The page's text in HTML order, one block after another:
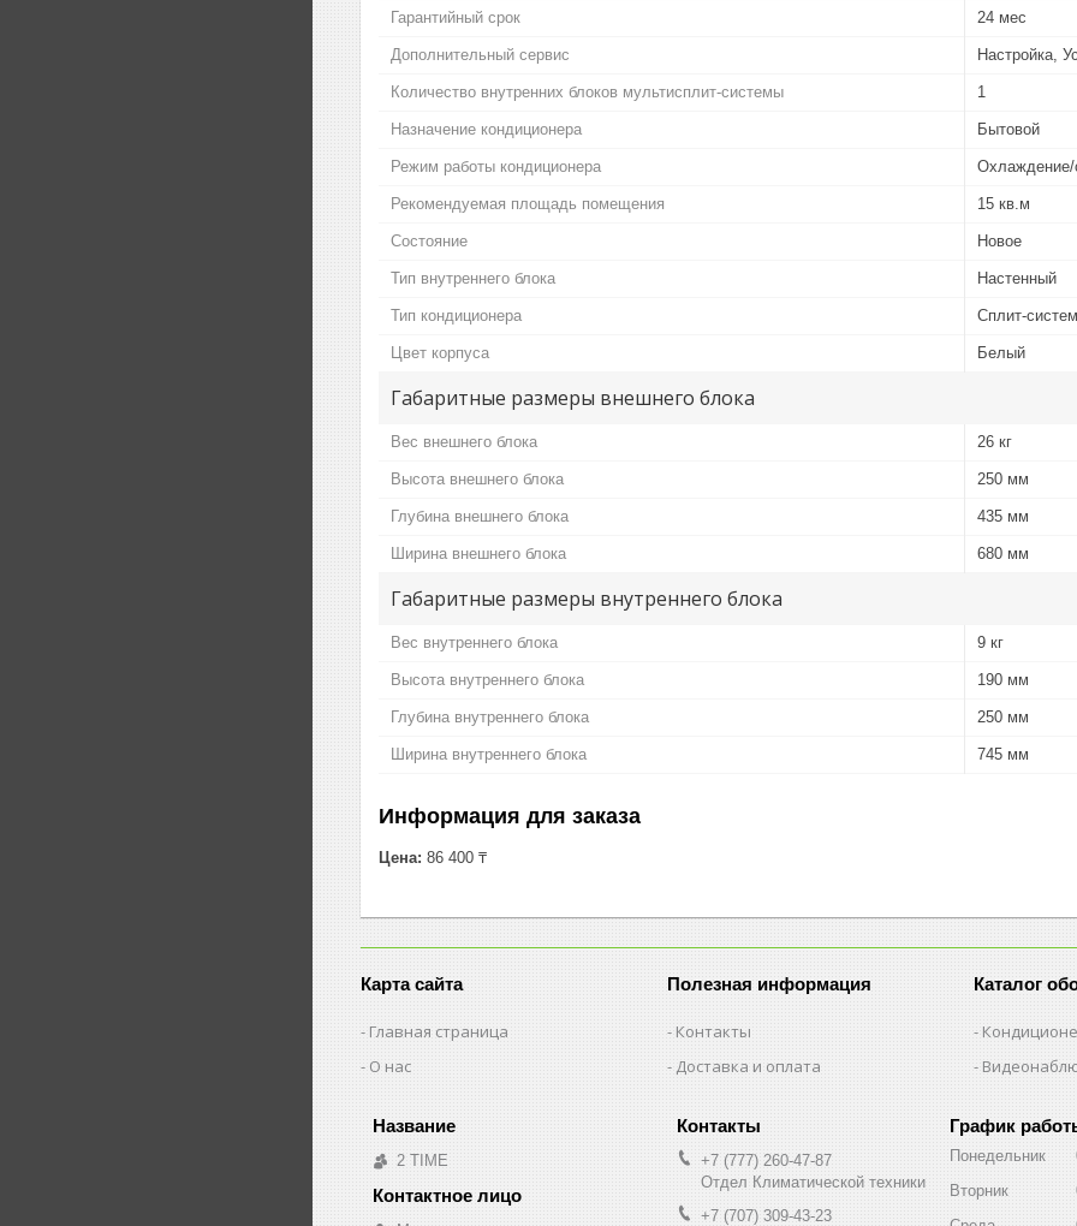
Гарантийный срок 24 мес
Дополнительный сервис Настройка,
Количество внутренних блоков мультисплит-системы 1
Назначение кондиционера Бытовой
Режим работы кондиционера Охлаждение/
Рекомендуемая площадь помещения 15 кв.м
Состояние Новое
Тип внутреннего блока Настенный
Тип кондиционера Сплит-
Цвет корпуса Белый
Габаритные размеры внешнего блока
Вес внешнего блока 26 кг
Высота внешнего блока 250 мм
Глубина внешнего блока 435 мм
Ширина внешнего блока 680 мм
Габаритные размеры внутреннего блока
Вес внутреннего блока 9 кг
Высота внутреннего блока 190 мм
Глубина внутреннего блока 250 мм
Ширина внутреннего блока 745 мм
Информация для заказа
Цена: 86 400 ₸
Карта сайта
Главная страница
О нас
Полезная информация
Контакты
Доставка и оплата
Каталог
2 TIME
+7 (777) 260-47-87
Отдел Климатической техники
+7 (707) 309-43-23
График
Понедельник
Вторник